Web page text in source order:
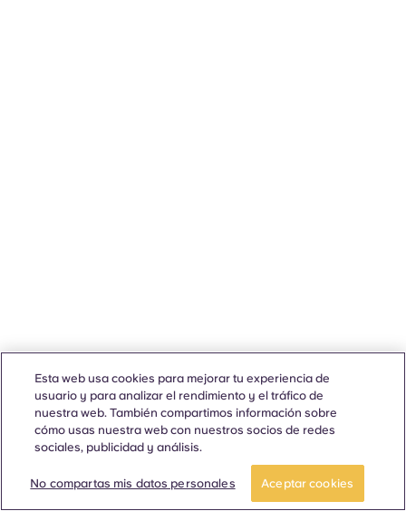
Esta web usa cookies para mejorar tu experiencia de
usuario y para analizar el rendimiento y el tráfico de
nuestra web. También compartimos información sobre
cómo usas nuestra web con nuestros socios de redes
sociales, publicidad y análisis.
No compartas mis datos personales Aceptar cookies